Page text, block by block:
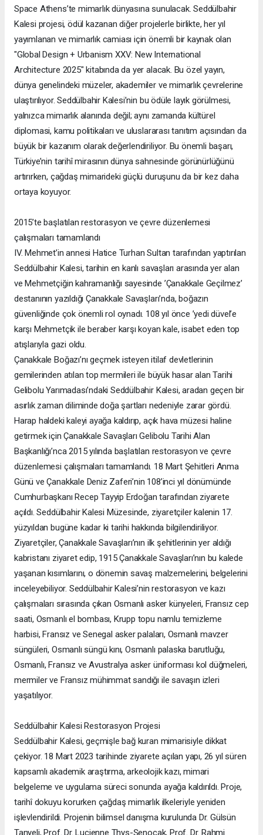
Space Athens’te mimarlık dünyasına sunulacak. Seddülbahir
Kalesi projesi, ödül kazanan diğer projelerle birlikte, her yıl
yayımlanan ve mimarlık camiası için önemli bir kaynak olan
"Global Design + Urbanism XXV: New International
Architecture 2025" kitabında da yer alacak. Bu özel yayın,
dünya genelindeki müzeler, akademiler ve mimarlık çevrelerine
ulaştırılıyor. Seddülbahir Kalesi’nin bu ödüle layık görülmesi,
yalnızca mimarlık alanında değil; aynı zamanda kültürel
diplomasi, kamu politikaları ve uluslararası tanıtım açısından da
büyük bir kazanım olarak değerlendiriliyor. Bu önemli başarı,
Türkiye’nin tarihî mirasının dünya sahnesinde görünürlüğünü
artırırken, çağdaş mimarideki güçlü duruşunu da bir kez daha
ortaya koyuyor.
2015’te başlatılan restorasyon ve çevre düzenlemesi
çalışmaları tamamlandı
IV. Mehmet’in annesi Hatice Turhan Sultan tarafından yaptırılan
Seddülbahir Kalesi, tarihin en kanlı savaşları arasında yer alan
ve Mehmetçiğin kahramanlığı sayesinde ’Çanakkale Geçilmez’
destanının yazıldığı Çanakkale Savaşları’nda, boğazın
güvenliğinde çok önemli rol oynadı. 108 yıl önce ’yedi düvel’e
karşı Mehmetçik ile beraber karşı koyan kale, isabet eden top
atışlarıyla gazi oldu.
Çanakkale Boğazı’nı geçmek isteyen itilaf devletlerinin
gemilerinden atılan top mermileri ile büyük hasar alan Tarihi
Gelibolu Yarımadası’ndaki Seddülbahir Kalesi, aradan geçen bir
asırlık zaman diliminde doğa şartları nedeniyle zarar gördü.
Harap haldeki kaleyi ayağa kaldırıp, açık hava müzesi haline
getirmek için Çanakkale Savaşları Gelibolu Tarihi Alan
Başkanlığı’nca 2015 yılında başlatılan restorasyon ve çevre
düzenlemesi çalışmaları tamamlandı. 18 Mart Şehitleri Anma
Günü ve Çanakkale Deniz Zaferi’nin 108’inci yıl dönümünde
Cumhurbaşkanı Recep Tayyip Erdoğan tarafından ziyarete
açıldı. Seddülbahir Kalesi Müzesinde, ziyaretçiler kalenin 17.
yüzyıldan bugüne kadar ki tarihi hakkında bilgilendiriliyor.
Ziyaretçiler, Çanakkale Savaşları’nın ilk şehitlerinin yer aldığı
kabristanı ziyaret edip, 1915 Çanakkale Savaşları’nın bu kalede
yaşanan kısımlarını, o dönemin savaş malzemelerini, belgelerini
inceleyebiliyor. Seddülbahir Kalesi’nin restorasyon ve kazı
çalışmaları sırasında çıkan Osmanlı asker künyeleri, Fransız cep
saati, Osmanlı el bombası, Krupp topu namlu temizleme
harbisi, Fransız ve Senegal asker palaları, Osmanlı mavzer
süngüleri, Osmanlı süngü kını, Osmanlı palaska barutluğu,
Osmanlı, Fransız ve Avustralya asker üniforması kol düğmeleri,
mermiler ve Fransız mühimmat sandığı ile savaşın izleri
yaşatılıyor.
Seddülbahir Kalesi Restorasyon Projesi
Seddülbahir Kalesi, geçmişle bağ kuran mimarisiyle dikkat
çekiyor. 18 Mart 2023 tarihinde ziyarete açılan yapı, 26 yıl süren
kapsamlı akademik araştırma, arkeolojik kazı, mimari
belgeleme ve uygulama süreci sonunda ayağa kaldırıldı. Proje,
tarihî dokuyu korurken çağdaş mimarlık ilkeleriyle yeniden
işlevlendirildi. Projenin bilimsel danışma kurulunda Dr. Gülsün
Tanyeli, Prof. Dr. Lucienne Thys-Şenocak, Prof. Dr. Rahmi